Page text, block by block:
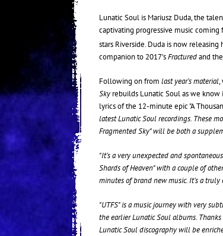
Lunatic Soul is Mariusz Duda, the
captivating progressive music
stars Riverside. Duda is now
companion to 2017’sFracturedand
Following on from last year’s material,
Skyrebuilds Lunatic Soul as we know
lyrics of the 12-minute epic "A
latest Lunatic Soul recordings. These
Fragmented Sky" will be both a
"It’s a very unexpected and
Shards of Heaven" with a couple of
minutes of brand new music. It’s a
"UTFS" is a music journey with very
the earlier Lunatic Soul albums.
Lunatic Soul discography will be